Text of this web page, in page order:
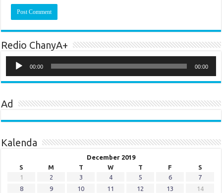
Redio ChanyA+
Player
00:00 00:00
Ad
Kalenda
December 2019
S
M T W T F
S
1
2 3 4 5 6
7
8
9 10 11 12 13
14